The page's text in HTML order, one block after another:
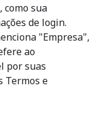
como sua
de login.
"Empresa",
ao
por suas
Termos e